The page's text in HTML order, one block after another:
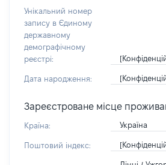
Унікальний номер
запису в Єдиному
державному
демографічному
реєстрі:
Дата народження:
Зареєстроване місце
Країна: Україна
Поштовий індекс: